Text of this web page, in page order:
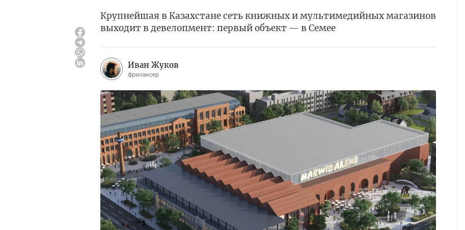
Крупнейшая в Казахстане сеть книжных и мультимедийных магазинов
выходит в девелопмент: первый объект — в Семее
Иван Жуков
фрилансер